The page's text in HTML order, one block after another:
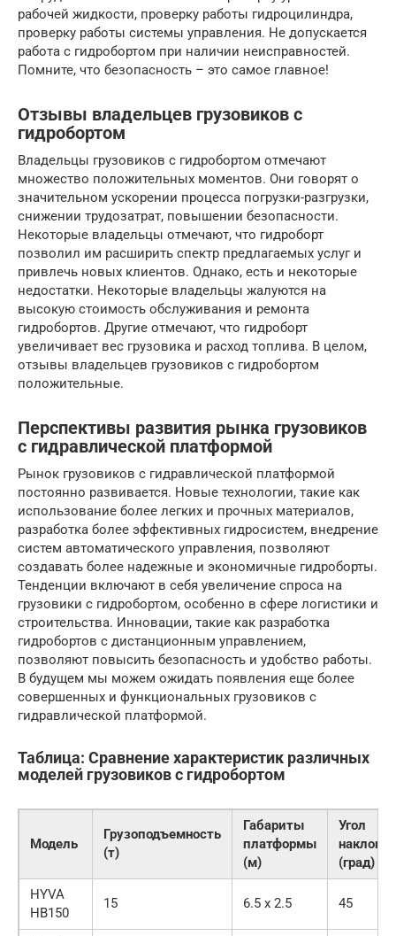
рабочей жидкости, проверку работы гидроцилиндра,
проверку работы системы управления. Не допускается
работа с гидробортом при наличии неисправностей.
Помните, что безопасность – это самое главное!
Отзывы владельцев грузовиков с
гидробортом
Владельцы грузовиков с гидробортом отмечают
множество положительных моментов. Они говорят о
значительном ускорении процесса погрузки-разгрузки,
снижении трудозатрат, повышении безопасности.
Некоторые владельцы отмечают, что гидроборт
позволил им расширить спектр предлагаемых услуг и
привлечь новых клиентов. Однако, есть и некоторые
недостатки. Некоторые владельцы жалуются на
высокую стоимость обслуживания и ремонта
гидробортов. Другие отмечают, что гидроборт
увеличивает вес грузовика и расход топлива. В целом,
отзывы владельцев грузовиков с гидробортом
положительные.
Перспективы развития рынка грузовиков
с гидравлической платформой
Рынок грузовиков с гидравлической платформой
постоянно развивается. Новые технологии, такие как
использование более легких и прочных материалов,
разработка более эффективных гидросистем, внедрение
систем автоматического управления, позволяют
создавать более надежные и экономичные гидроборты.
Тенденции включают в себя увеличение спроса на
грузовики с гидробортом, особенно в сфере логистики и
строительства. Инновации, такие как разработка
гидробортов с дистанционным управлением,
позволяют повысить безопасность и удобство работы.
В будущем мы можем ожидать появления еще более
совершенных и функциональных грузовиков с
гидравлической платформой.
Таблица: Сравнение характеристик различных
моделей грузовиков с гидробортом
Модель
Грузоподъемность
(т)
Габариты
платформы
(м)
Угол
наклона
(град)
HYVA
HB150
15 6.5 x 2.5 45